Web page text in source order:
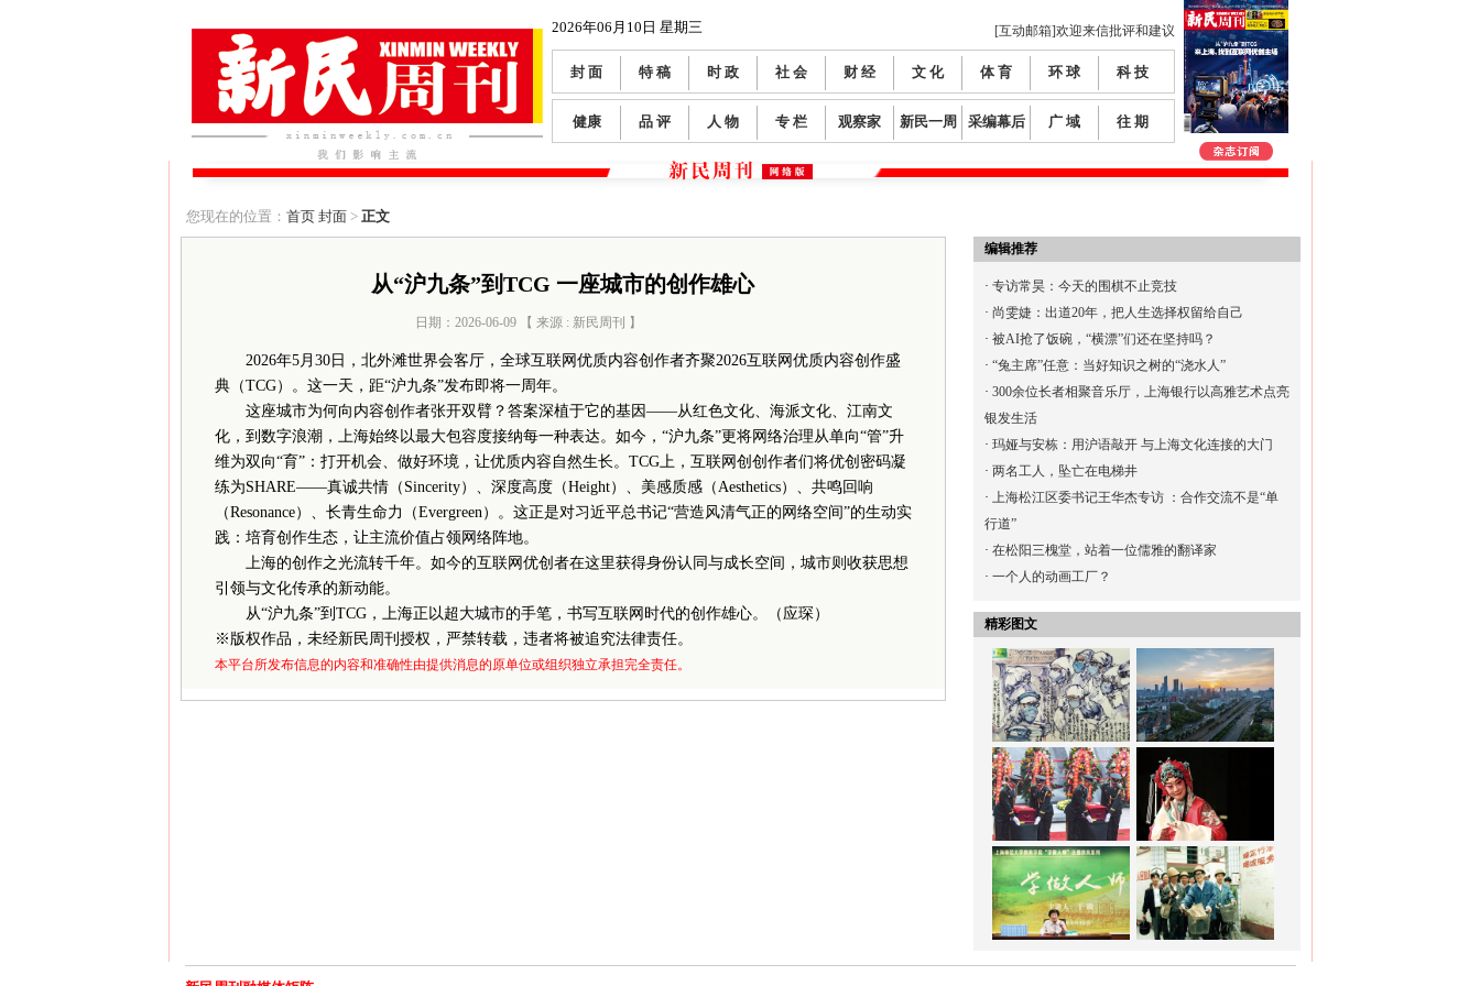
2026年06月10日 星期三 [互动邮箱]欢迎来信批评和建议
封 面 特 稿 时 政 社 会 财 经 文 化 体 育 环 球 科 技
健康 品 评 人 物 专 栏 观察家 新民一周 采编幕后 广 域 往 期
您现在的位置： 首页 封面> 正文
从“沪九条”到TCG 一座城市的创作雄心
日期：2026-06-09 【 来源 : 新民周刊 】
2026年5月30日，北外滩世界会客厅，全球互联网优质内容创作者齐聚2026互联网优质内容创作盛
典（TCG）。这一天，距“沪九条”发布即将一周年。
这座城市为何向内容创作者张开双臂？答案深植于它的基因——从红色文化、海派文化、江南文
化，到数字浪潮，上海始终以最大包容度接纳每一种表达。如今，“沪九条”更将网络治理从单向“管”升
维为双向“育”：打开机会、做好环境，让优质内容自然生长。TCG上，互联网创创作者们将优创密码凝
练为SHARE——真诚共情（Sincerity）、深度高度（Height）、美感质感（Aesthetics）、共鸣回响
（Resonance）、长青生命力（Evergreen）。这正是对习近平总书记“营造风清气正的网络空间”的生动实
践：培育创作生态，让主流价值占领网络阵地。
上海的创作之光流转千年。如今的互联网优创者在这里获得身份认同与成长空间，城市则收获思想
引领与文化传承的新动能。
从“沪九条”到TCG，上海正以超大城市的手笔，书写互联网时代的创作雄心。（应琛）
※ 版权作品，未经新民周刊授权，严禁转载，违者将被追究法律责任。
本平台所发布信息的内容和准确性由提供消息的原单位或组织独立承担完全责任。
编辑推荐
· 专访常昊：今天的围棋不止竞技
· 尚雯婕：出道20年，把人生选择权留给自己
· 被AI抢了饭碗，“横漂”们还在坚持吗？
· “兔主席”任意：当好知识之树的“浇水人”
· 300余位长者相聚音乐厅，上海银行以高雅艺术点亮
银发生活
· 玛娅与安栋：用沪语敲开 与上海文化连接的大门
· 两名工人，坠亡在电梯井
· 上海松江区委书记王华杰专访 ：合作交流不是“单
行道”
· 在松阳三槐堂，站着一位儒雅的翻译家
· 一个人的动画工厂？
精彩图文